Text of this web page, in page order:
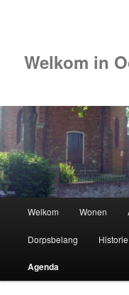
Welkom in
Spring
naar
de
Welkom Wonen
Dorpsbelang Historie
Agenda